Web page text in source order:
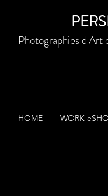
Photographies d'Art
HOME WORK